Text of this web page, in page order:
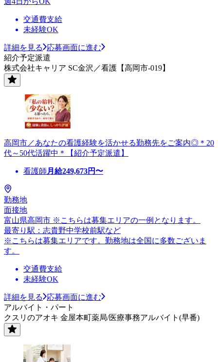
交通費支給
未経験OK
詳細を見る
応募画面に進む
紹介予定派遣
株式会社キャリア SC金沢／看護【高岡市-019】
高岡市／あなたの看護経験を活かせる勤務先をご案内◎＊20
代～50代活躍中＊【紹介予定派遣】
看護師 月給249,673円〜
勤務地
面接地
富山県高岡市 ※こちらは募集エリアの一例となります。
最寄り駅：志貴野中学校前駅など
※こちらは募集エリアです。勤務地は全国に多数ございま
す。
交通費支給
未経験OK
詳細を見る
応募画面に進む
アルバイト・パート
クスリのアオキ 金屋本町薬局/医療事務アルバイト(早番)